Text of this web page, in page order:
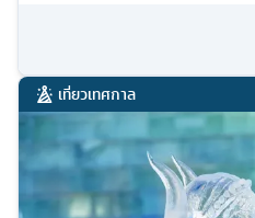
เที่ยวเทศกาล